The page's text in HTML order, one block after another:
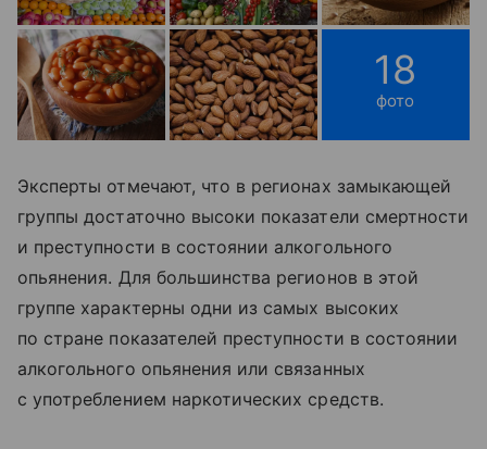
18
фото
Эксперты отмечают, что в регионах замыкающей
группы достаточно высоки показатели смертности
и преступности в состоянии алкогольного
опьянения. Для большинства регионов в этой
группе характерны одни из самых высоких
по стране показателей преступности в состоянии
алкогольного опьянения или связанных
с употреблением наркотических средств.